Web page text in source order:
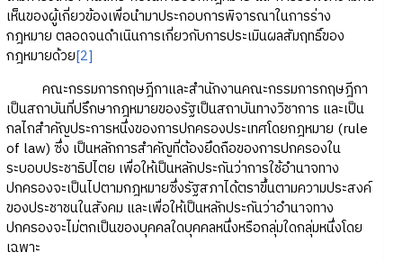
เห็นของผู้เกี่ยวข้องเพื่อนำมาประกอบการพิจารณาในการร่าง
กฎหมาย ตลอดจนดำเนินการเกี่ยวกับการประเมินผลสัมฤทธิ์ของ
กฎหมายด้วย[2]
คณะกรรมการกฤษฎีกาและสำนักงานคณะกรรมการกฤษฎีกา
เป็นสถาบันที่ปรึกษากฎหมายของรัฐเป็นสถาบันทางวิชาการ และเป็น
กลไกสำคัญประการหนึ่งของการปกครองประเทศโดยกฎหมาย (rule
of law) ซึ่ง เป็นหลักการสำคัญที่ต้องยึดถือของการปกครองใน
ระบอบประชาธิปไตย เพื่อให้เป็นหลักประกันว่าการใช้อำนาจทาง
ปกครองจะเป็นไปตามกฎหมายซึ่งรัฐสภาได้ตราขึ้นตามความประสงค์
ของประชาชนในสังคม และเพื่อให้เป็นหลักประกันว่าอำนาจทาง
ปกครองจะไม่ตกเป็นของบุคคลใดบุคคลหนึ่งหรือกลุ่มใดกลุ่มหนึ่งโดย
เฉพาะ